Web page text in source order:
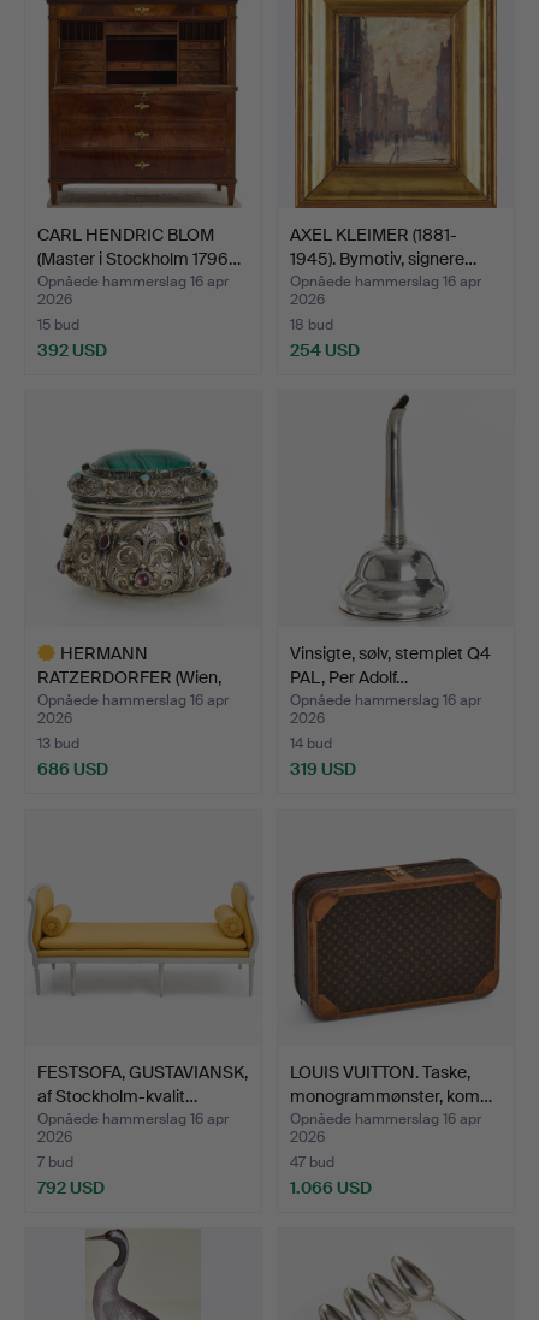
CARL HENDRIC BLOM
(Master i Stockholm 1796…
Opnåede hammerslag 16 apr
2026
15 bud
392 USD
AXEL KLEIMER (1881-
1945). Bymotiv, signere…
Opnåede hammerslag 16 apr
2026
18 bud
254 USD
HERMANN
RATZERDORFER (Wien,
aktiv 1843-188…
Opnåede hammerslag 16 apr
2026
13 bud
686 USD
Vinsigte, sølv, stemplet Q4
PAL, Per Adolf…
Opnåede hammerslag 16 apr
2026
14 bud
319 USD
FESTSOFA, GUSTAVIANSK,
af Stockholm-kvalit…
Opnåede hammerslag 16 apr
2026
7 bud
792 USD
LOUIS VUITTON. Taske,
monogrammønster, kom…
Opnåede hammerslag 16 apr
2026
47 bud
1.066 USD